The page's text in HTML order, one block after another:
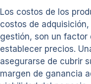
Los costos de los
costos de
gestión, son un factor
establecer precios.
asegurarse de cubrir
margen de ganancia